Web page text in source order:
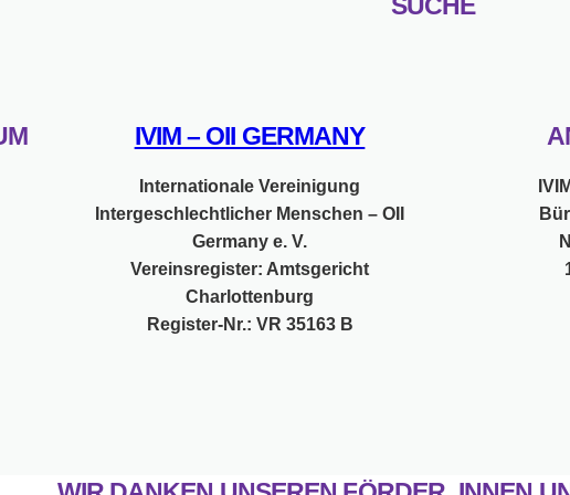
SUCHE
IVIM – OII GERMANY
Internationale Vereinigung
Intergeschlechtlicher Menschen – OII
Germany e. V.
Vereinsregister: Amtsgericht
Charlottenburg
Register-Nr.: VR 35163 B